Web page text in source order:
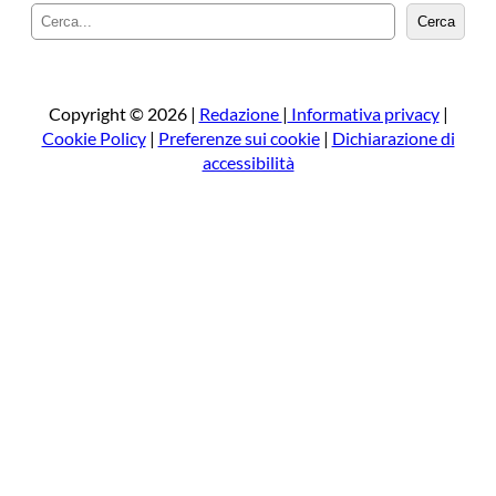
e
a
Cerca
Copyright © 2026 | Redazione | Informativa privacy|
Cookie Policy| Preferenze sui cookie| Dichiarazione di
accessibilità